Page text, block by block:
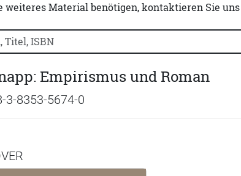
weiteres Material benötigen, kontaktieren Sie
Buchtitel, Autorennamen oder ISBN suchen:
Empirismus und Roman
3-8353-5674-0